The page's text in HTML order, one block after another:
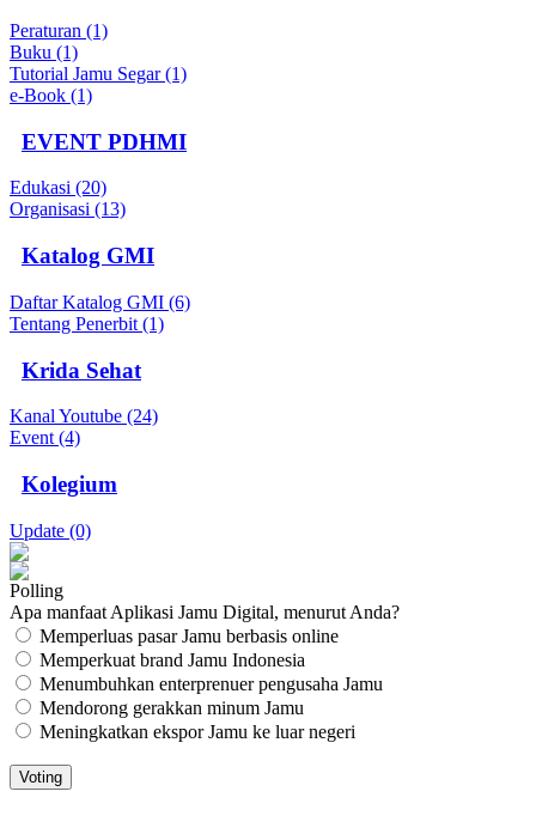
Peraturan (1)
Buku (1)
Tutorial Jamu Segar (1)
e-Book (1)
EVENT PDHMI
Edukasi (20)
Organisasi (13)
Katalog GMI
Daftar Katalog GMI (6)
Tentang Penerbit (1)
Krida Sehat
Kanal Youtube (24)
Event (4)
Kolegium
Update (0)
Polling
Apa manfaat Aplikasi Jamu Digital, menurut Anda?
Memperluas pasar Jamu berbasis online
Memperkuat brand Jamu Indonesia
Menumbuhkan enterprenuer pengusaha Jamu
Mendorong gerakkan minum Jamu
Meningkatkan ekspor Jamu ke luar negeri